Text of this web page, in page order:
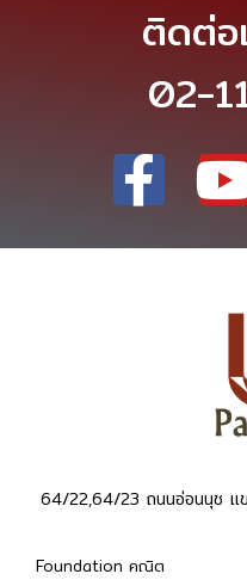
ติดต่อ
02-
64/22,64/23 ถนนอ่อนนุช แ
Foundation คณิต